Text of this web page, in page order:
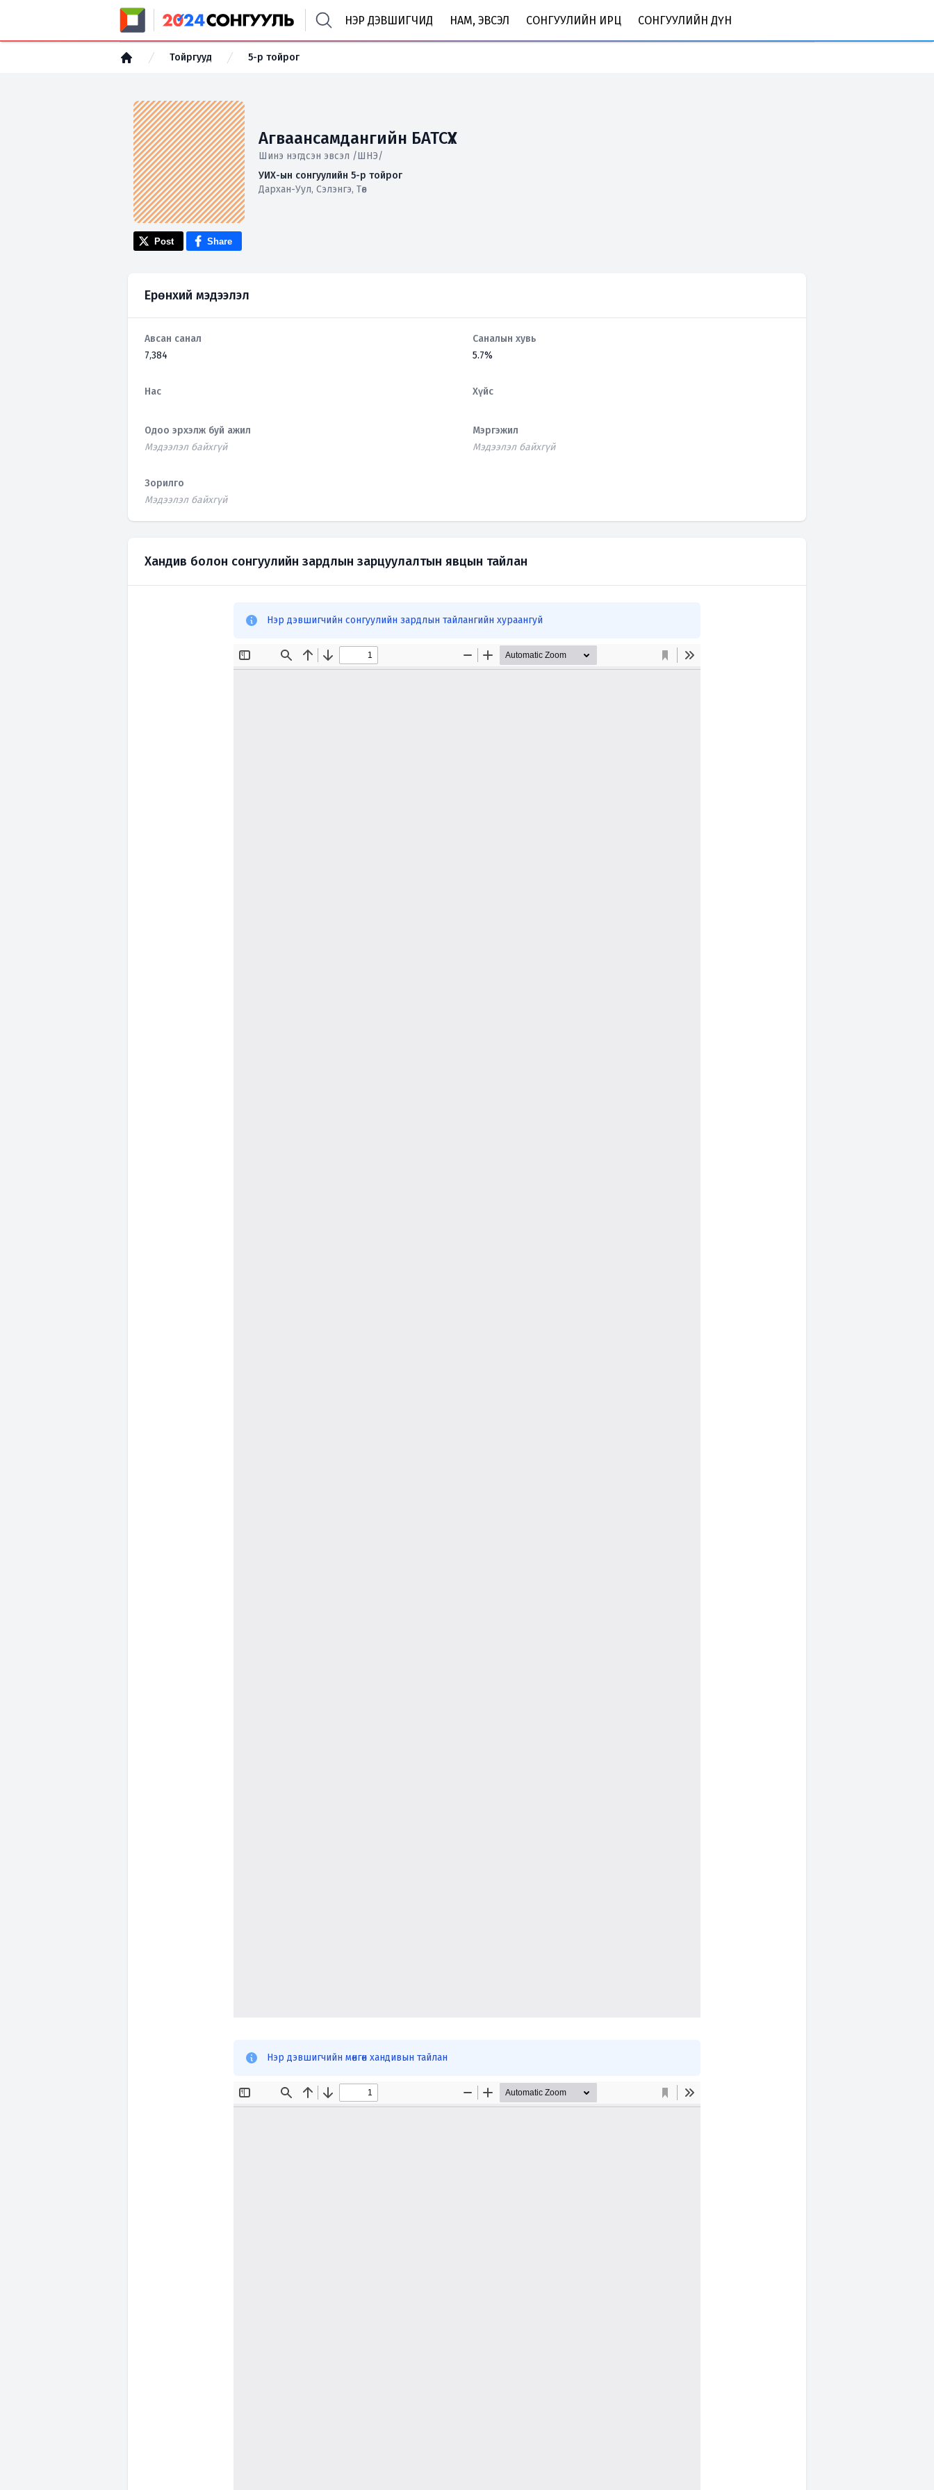
НЭР ДЭВШИГЧИД НАМ, ЭВСЭЛ СОНГУУЛИЙН ИРЦ СОНГУУЛИЙН ДҮН
Тойргууд 5-р тойрог
Агваансамдангийн БАТСҮХ
Шинэ нэгдсэн эвсэл /ШНЭ/
УИХ-ын сонгуулийн 5-р тойрог
Дархан-Уул, Сэлэнгэ, Төв
Post Share
Ерөнхий мэдээлэл
Авсан санал
7,384
Саналын хувь
5.7%
Нас Хүйс
Одоо эрхэлж буй ажил
Мэдээлэл байхгүй
Мэргэжил
Мэдээлэл байхгүй
Зорилго
Мэдээлэл байхгүй
Хандив болон сонгуулийн зардлын зарцуулалтын явцын тайлан
Нэр дэвшигчийн сонгуулийн зардлын тайлангийн хураангуй
Нэр дэвшигчийн мөнгөн хандивын тайлан